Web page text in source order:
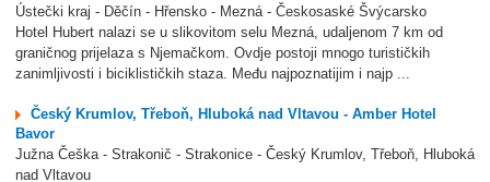
Ústečki kraj - Děčín - Hřensko - Mezná - Českosaské Švýcarsko
Hotel Hubert nalazi se u slikovitom selu Mezná, udaljenom 7 km od
graničnog prijelaza s Njemačkom. Ovdje postoji mnogo turističkih
zanimljivosti i biciklističkih staza. Među najpoznatijim i najp ...
Český Krumlov, Třeboň, Hluboká nad Vltavou - Amber Hotel
Bavor
Južna Češka - Strakonič - Strakonice - Český Krumlov, Třeboň, Hluboká
nad Vltavou